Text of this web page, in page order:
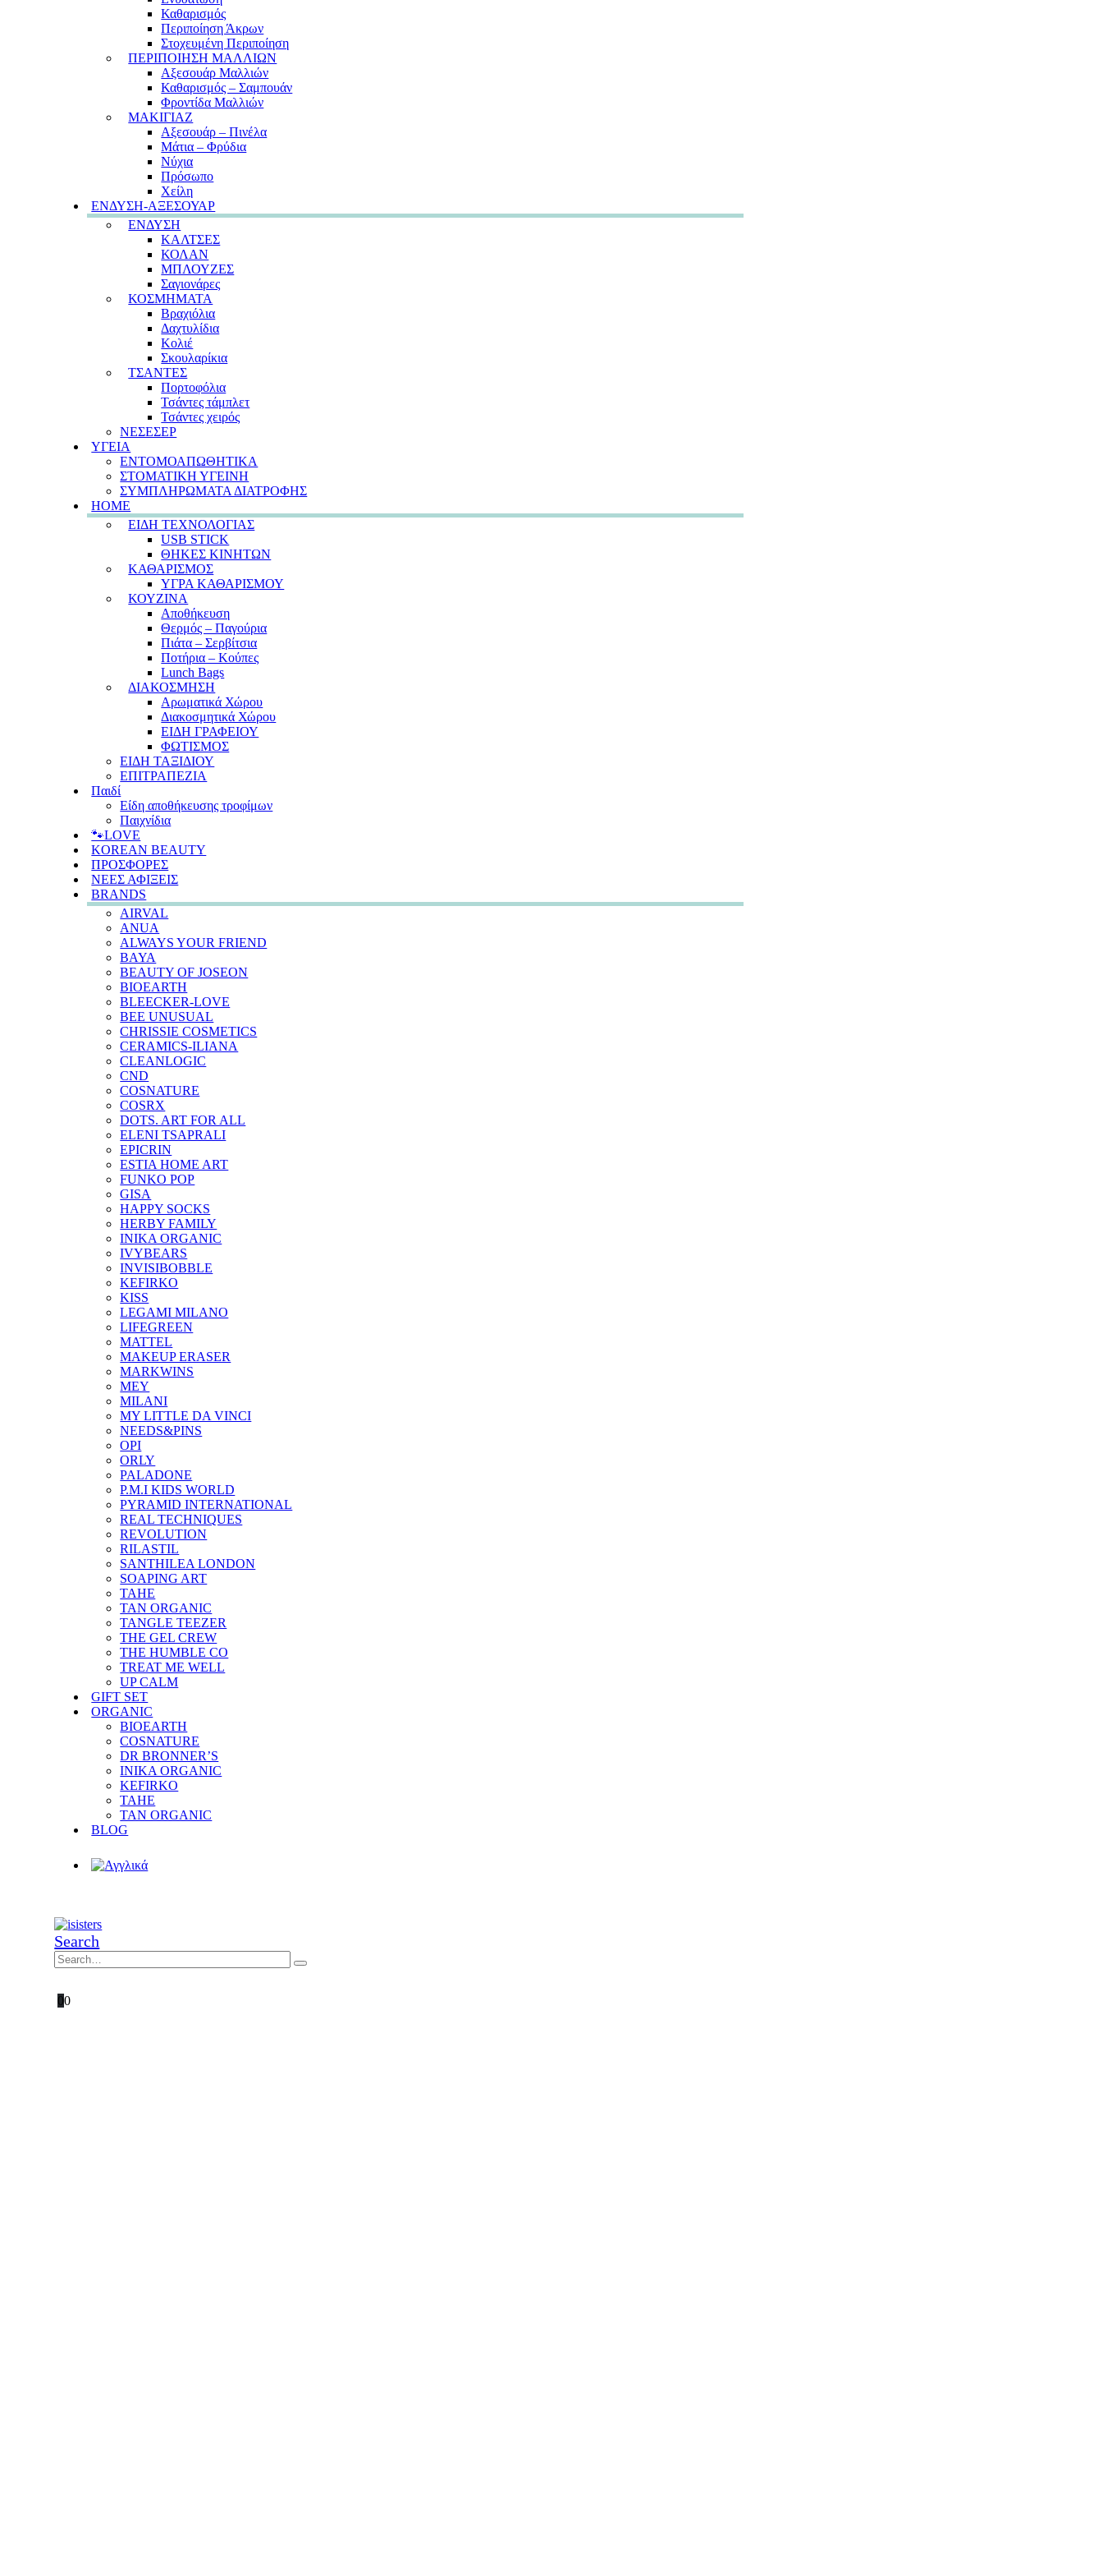
Καθαρισμός
Περιποίηση Άκρων
Στοχευμένη Περιποίηση
ΠΕΡΙΠΟΙΗΣΗ ΜΑΛΛΙΩΝ
Αξεσουάρ Μαλλιών
Καθαρισμός – Σαμπουάν
Φροντίδα Μαλλιών
ΜΑΚΙΓΙΑΖ
Αξεσουάρ – Πινέλα
Μάτια – Φρύδια
Νύχια
Πρόσωπο
Χείλη
ΕΝΔΥΣΗ-ΑΞΕΣΟΥΑΡ
ΕΝΔΥΣΗ
ΚΑΛΤΣΕΣ
ΚΟΛΑΝ
ΜΠΛΟΥΖΕΣ
Σαγιονάρες
ΚΟΣΜΗΜΑΤΑ
Βραχιόλια
Δαχτυλίδια
Κολιέ
Σκουλαρίκια
ΤΣΑΝΤΕΣ
Πορτοφόλια
Τσάντες τάμπλετ
Τσάντες χειρός
ΝΕΣΕΣΕΡ
ΥΓΕΙΑ
ΕΝΤΟΜΟΑΠΩΘΗΤΙΚΑ
ΣΤΟΜΑΤΙΚΗ ΥΓΕΙΝΗ
ΣΥΜΠΛΗΡΩΜΑΤΑ ΔΙΑΤΡΟΦΗΣ
HOME
ΕΙΔΗ ΤΕΧΝΟΛΟΓΙΑΣ
USB STICK
ΘΗΚΕΣ ΚΙΝΗΤΩΝ
ΚΑΘΑΡΙΣΜΟΣ
ΥΓΡΑ ΚΑΘΑΡΙΣΜΟΥ
ΚΟΥΖΙΝΑ
Αποθήκευση
Θερμός – Παγούρια
Πιάτα – Σερβίτσια
Ποτήρια – Κούπες
Lunch Bags
ΔΙΑΚΟΣΜΗΣΗ
Αρωματικά Χώρου
Διακοσμητικά Χώρου
ΕΙΔΗ ΓΡΑΦΕΙΟΥ
ΦΩΤΙΣΜΟΣ
ΕΙΔΗ ΤΑΞΙΔΙΟΥ
ΕΠΙΤΡΑΠΕΖΙΑ
Παιδί
Είδη αποθήκευσης τροφίμων
Παιχνίδια
🐾LOVE
KOREAN BEAUTY
ΠΡΟΣΦΟΡΕΣ
ΝΕΕΣ ΑΦΙΞΕΙΣ
BRANDS
AIRVAL
ANUA
ALWAYS YOUR FRIEND
BAYA
BEAUTY OF JOSEON
BIOEARTH
BLEECKER-LOVE
BEE UNUSUAL
CHRISSIE COSMETICS
CERAMICS-ILIANA
CLEANLOGIC
CND
COSNATURE
COSRX
DOTS. ART FOR ALL
ELENI TSAPRALI
EPICRIN
ESTIA HOME ART
FUNKO POP
GISA
HAPPY SOCKS
HERBY FAMILY
INIKA ORGANIC
IVYBEARS
INVISIBOBBLE
KEFIRKO
KISS
LEGAMI MILANO
LIFEGREEN
MATTEL
MAKEUP ERASER
MARKWINS
MEY
MILANI
MY LITTLE DA VINCI
NEEDS&PINS
OPI
ORLY
PALADONE
P.M.I KIDS WORLD
PYRAMID INTERNATIONAL
REAL TECHNIQUES
REVOLUTION
RILASTIL
SANTHILEA LONDON
SOAPING ART
TAHE
TAN ORGANIC
TANGLE TEEZER
THE GEL CREW
THE HUMBLE CO
TREAT ME WELL
UP CALM
GIFT SET
ORGANIC
BIOEARTH
COSNATURE
DR BRONNER’S
INIKA ORGANIC
KEFIRKO
TAHE
TAN ORGANIC
BLOG
Search
00